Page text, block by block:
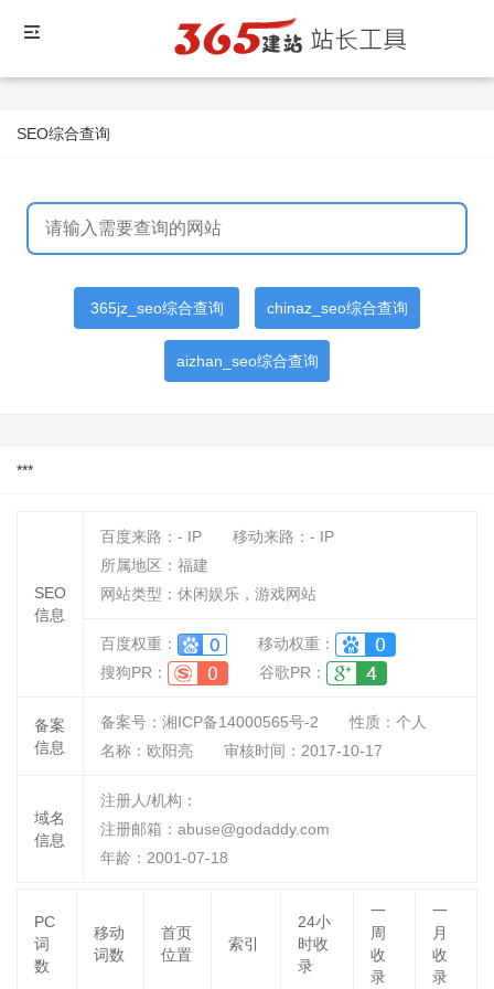
SEO综合查询
365jz_seo综合查询 chinaz_seo综合查询
aizhan_seo综合查询
***
SEO
信息
百度来路： - IP 移动来路： - IP
所属地区：福建
网站类型：休闲娱乐，游戏网站
百度权重：
移动权重：
搜狗PR：
谷歌PR：
备案
信息
备案号：湘ICP备14000565号-2 性质： 个人
名称： 欧阳亮 审核时间： 2017-10-17
域名
信息
注册人/机构：
注册邮箱：abuse@godaddy.com
年龄：2001-07-18
PC
词
数
移动
词数
首页
位置
索引
24小
时收
录
一
周
收
录
一
月
收
录